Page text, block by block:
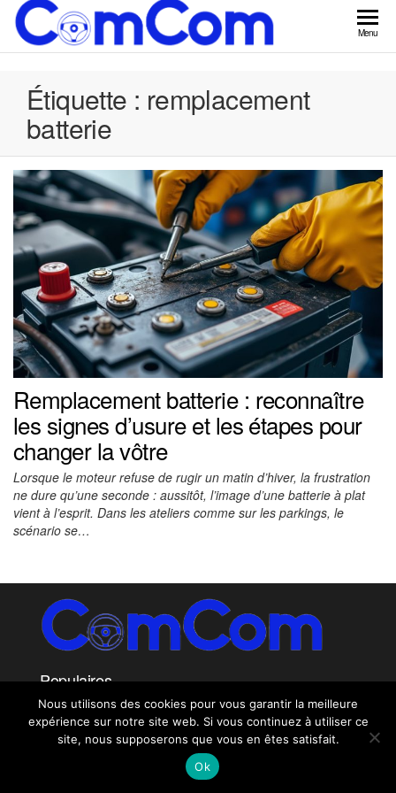
Skip
ComCom
Menu
Étiquette : remplacement
batterie
Remplacement batterie : reconnaître
les signes d’usure et les étapes pour
changer la vôtre
Lorsque le moteur refuse de rugir un matin d’hiver, la frustration
ne dure qu’une seconde : aussitôt, l’image d’une batterie à plat
vient à l’esprit. Dans les ateliers comme sur les parkings, le
scénario se…
Populaires
ComCom - Tous droits reservés
Nous utilisons des cookies pour vous garantir la meilleure
expérience sur notre site web. Si vous continuez à utiliser ce
site, nous supposerons que vous en êtes satisfait.
Ok